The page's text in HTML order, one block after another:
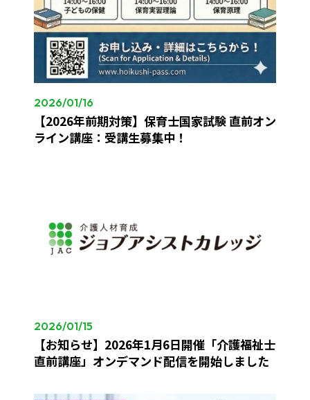
2026/01/16
【2026年前期対策】保育士国家試験 直前オン
ライン講座：受講生募集中！
2026/01/15
【お知らせ】2026年1月6日開催「介護福祉士
直前講座」オンデマンド配信を開始しました